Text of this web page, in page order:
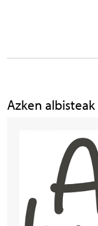
Azken albisteak